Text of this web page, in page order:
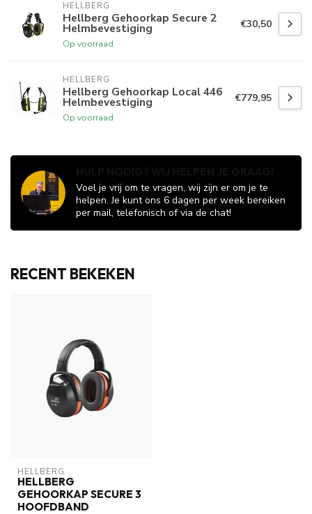
HELLBERG
Hellberg Gehoorkap Secure 2
Helmbevestiging
Op voorraad
€30,50
HELLBERG
Hellberg Gehoorkap Local 446
Helmbevestiging
Op voorraad
€779,95
Voel je vrij om te vragen, wij zijn er om je te
helpen. Je kunt ons 6 dagen per week bereiken
per mail, telefonisch of via de chat!
RECENT BEKEKEN
HELLBERG
HELLBERG
GEHOORKAP SECURE 3
HOOFDBAND